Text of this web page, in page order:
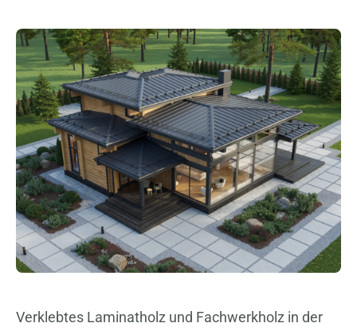
Verklebtes Laminatholz und Fachwerkholz in der